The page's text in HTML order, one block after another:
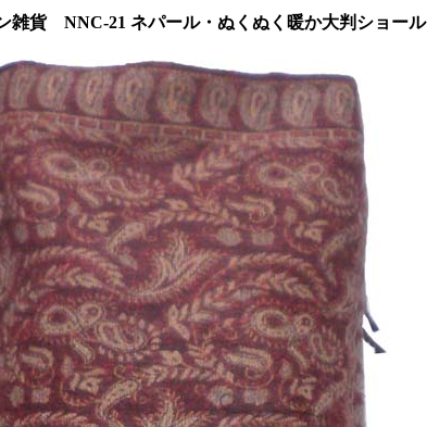
雑貨 NNC-21 ネパール・ぬくぬく暖か大判ショール